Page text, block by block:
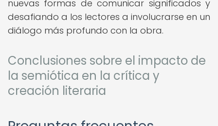
nuevas formas de comunicar significados y
desafiando a los lectores a involucrarse en un
diálogo más profundo con la obra.
Conclusiones sobre el impacto de
la semiótica en la crítica y
creación literaria